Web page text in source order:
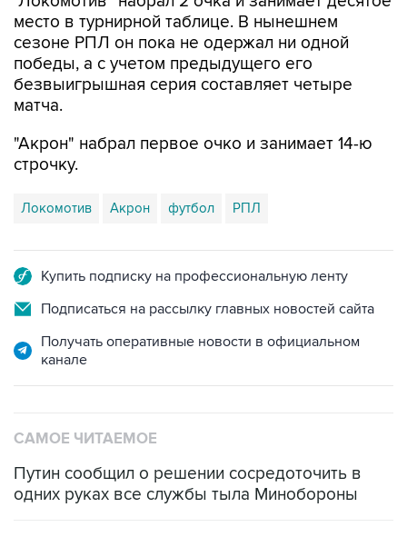
место в турнирной таблице. В нынешнем
сезоне РПЛ он пока не одержал ни одной
победы, а с учетом предыдущего его
безвыигрышная серия составляет четыре
матча.
"Акрон" набрал первое очко и занимает 14-ю
строчку.
Локомотив Акрон футбол РПЛ
Купить подписку на профессиональную ленту
Подписаться на рассылку главных новостей сайта
Получать оперативные новости в официальном
канале
САМОЕ ЧИТАЕМОЕ
Путин сообщил о решении сосредоточить в
одних руках все службы тыла Минобороны